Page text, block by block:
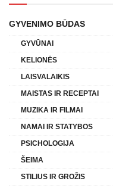
GYVENIMO BŪDAS
GYVŪNAI
KELIONĖS
LAISVALAIKIS
MAISTAS IR RECEPTAI
MUZIKA IR FILMAI
NAMAI IR STATYBOS
PSICHOLOGIJA
ŠEIMA
STILIUS IR GROŽIS